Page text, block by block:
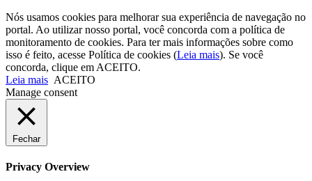
Nós usamos cookies para melhorar sua experiência de navegação no
portal. Ao utilizar nosso portal, você concorda com a política de
monitoramento de cookies. Para ter mais informações sobre como
isso é feito, acesse Política de cookies (Leia mais). Se você
concorda, clique em ACEITO.
Leia mais ACEITO
Manage consent
Fechar
Privacy Overview